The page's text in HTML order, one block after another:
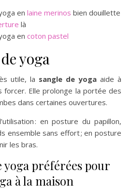
en laine merinos bien douillette
là
en coton pastel
yoga
utile, la sangle de yoga aide à
forcer. Elle prolonge la portée des
dans certaines ouvertures.
: en posture du papillon,
ensemble sans effort ; en posture
les bras.
yoga préférées pour
à la maison